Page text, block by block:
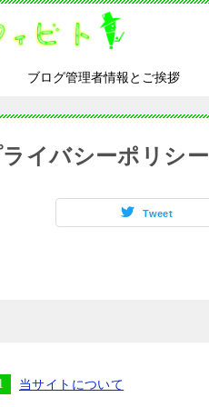
ブログ管理者情報とご挨拶
イバシーポリシー
Tweet
当サイトについて